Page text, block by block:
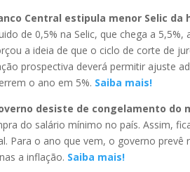
Central estipula menor Selic da
de 0,5% na Selic, que chega a
a ideia de que o ciclo de corte de
prospectiva deverá permitir ajuste
o ano em 5%. Saiba mais!
desiste de congelamento do
do salário mínimo no país. Assim,
Para o ano que vem, o governo
a inflação. Saiba mais!